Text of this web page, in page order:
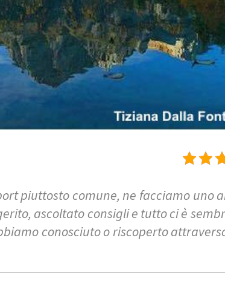
piuttosto comune, ne facciamo uno
ascoltato consigli e tutto ci è
conosciuto o riscoperto